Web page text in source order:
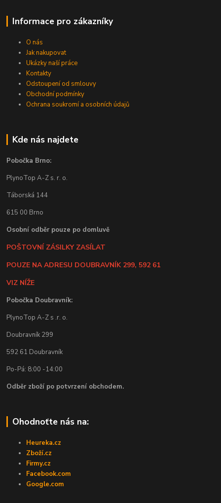
Informace pro zákazníky
O nás
Jak nakupovat
Ukázky naší práce
Kontakty
Odstoupení od smlouvy
Obchodní podmínky
Ochrana soukromí a osobních údajů
Kde nás najdete
Pobočka Brno:
PlynoTop A-Z s. r. o.
Táborská 144
615 00 Brno
Osobní odběr pouze po domluvě
POŠTOVNÍ ZÁSILKY ZASÍLAT
POUZE NA ADRESU DOUBRAVNÍK 299, 592 61
VIZ NÍŽE
Pobočka Doubravník:
PlynoTop A-Z s .r. o.
Doubravník 299
592 61 Doubravník
Po-Pá: 8:00 -14:00
Odběr zboží po potvrzení obchodem.
Ohodnoťte nás na:
Heureka.cz
Zboží.cz
Firmy.cz
Facebook.com
Google.com